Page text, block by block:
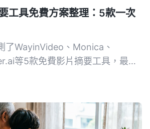
工具免費方案整理：5款一次
了WayinVideo、Monica、
等5款免費影片摘要工具，最後
學生也夠用。